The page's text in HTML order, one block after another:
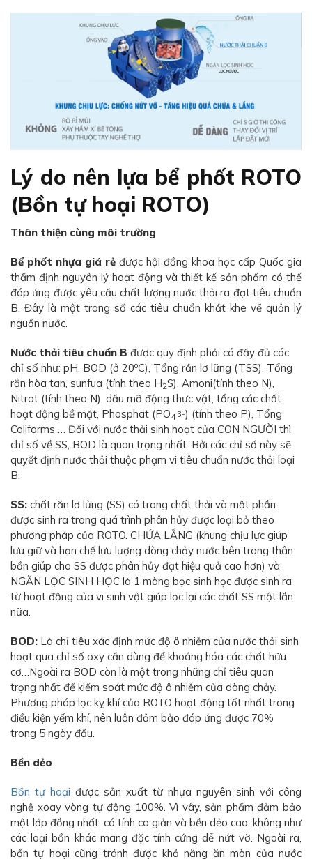
Lý do nên lựa bể phốt ROTO
(Bồn tự hoại ROTO)
Thân thiện cùng môi trường
Bể phốt nhựa giá rẻ được hội đồng khoa học cấp Quốc gia
thẩm định nguyên lý hoạt động và thiết kế sản phẩm có thể
đáp ứng được yêu cầu chất lượng nước thải ra đạt tiêu chuẩn
B. Đây là một trong số các tiêu chuẩn khắt khe về quản lý
nguồn nước.
Nước thải tiêu chuẩn B được quy định phải có đầy đủ các
chỉ số như: pH, BOD (ở 20oC), Tổng rắn lơ lững (TSS), Tổng
rắn hòa tan, sunfua (tính theo H2S), Amoni(tính theo N),
Nitrat (tính theo N), dầu mỡ động thực vật, tổng các chất
hoạt động bề mặt, Phosphat (PO4 3-) (tính theo P), Tổng
Coliforms … Đối với nước thải sinh hoạt của CON NGƯỜI thì
chỉ số về SS, BOD là quan trọng nhất. Bởi các chỉ số này sẽ
quyết định nước thải thuộc phạm vi tiêu chuẩn nước thải loại
B.
SS: chất rắn lơ lửng (SS) có trong chất thải và một phần
được sinh ra trong quá trình phân hủy được loại bỏ theo
phương pháp của ROTO. CHỨA LẮNG (khung chịu lực giúp
lưu giữ và hạn chế lưu lượng dòng chảy nước bên trong thân
bồn giúp cho SS được phân hủy đạt hiệu quả cao hơn) và
NGĂN LỌC SINH HỌC là 1 màng bọc sinh học được sinh ra
từ hoạt động của vi sinh vật giúp lọc lại các chất SS một lần
nữa.
BOD: Là chỉ tiêu xác định mức độ ô nhiễm của nước thải sinh
hoạt qua chỉ số oxy cần dùng để khoáng hóa các chất hữu
cơ…Ngoài ra BOD còn là một trong những chỉ tiêu quan
trọng nhất để kiểm soát mức độ ô nhiễm của dòng chảy.
Phương pháp lọc kỵ khí của ROTO hoạt động tốt nhất trong
điều kiện yếm khí, nên luôn đảm bảo đáp ứng được 70%
trong 5 ngày đầu.
Bền dẻo
Bồn tự hoại được sản xuất từ nhựa nguyên sinh với công
nghệ xoay vòng tự động 100%. Vì vây, sản phẩm đảm bảo
một lớp đồng nhất, có tính co giản và bền dẻo cao, không như
các loại bồn khác mang đặc tính cứng dễ nứt vỡ. Ngoài ra,
bồn tự hoại cũng tránh được khả năng ăn mòn của nước